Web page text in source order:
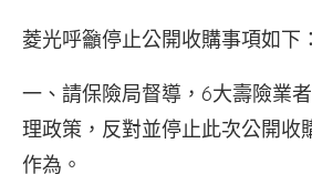
中
經
濟、
菱光呼籲停止公開收購事項如下：
一、請保險局督導，6大壽險業
理政策，反對並停止此次公開收
作為。